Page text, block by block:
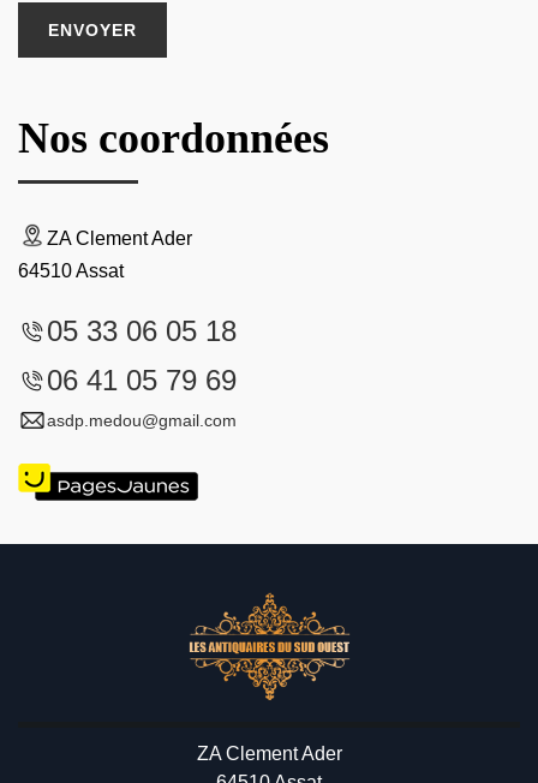
Nos coordonnées
ZA Clement Ader
64510 Assat
05 33 06 05 18
06 41 05 79 69
asdp.medou@gmail.com
ZA Clement Ader